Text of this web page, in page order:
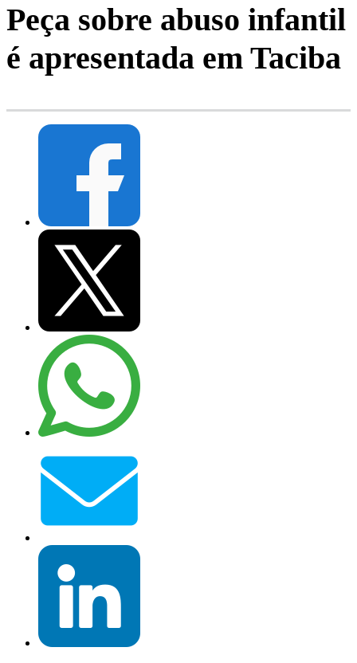
Peça sobre abuso infantil
é apresentada em Taciba